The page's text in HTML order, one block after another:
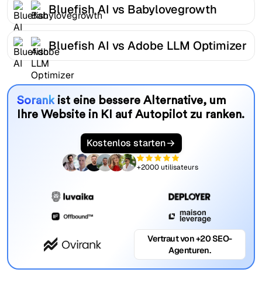
Bluefish AI vs Babylovegrowth
Bluefish AI vs Adobe LLM Optimizer
Sorankist eine bessere Alternative, um
Ihre Website in KI auf Autopilot zu ranken.
Kostenlos starten
+2000 utilisateurs
Vertraut von +20 SEO-
Agenturen.